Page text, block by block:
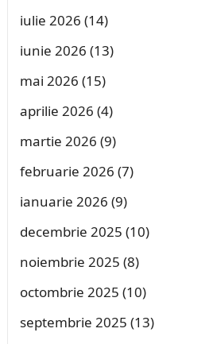
iulie 2026 (14)
iunie 2026 (13)
mai 2026 (15)
aprilie 2026 (4)
martie 2026 (9)
februarie 2026 (7)
ianuarie 2026 (9)
decembrie 2025 (10)
noiembrie 2025 (8)
octombrie 2025 (10)
septembrie 2025 (13)